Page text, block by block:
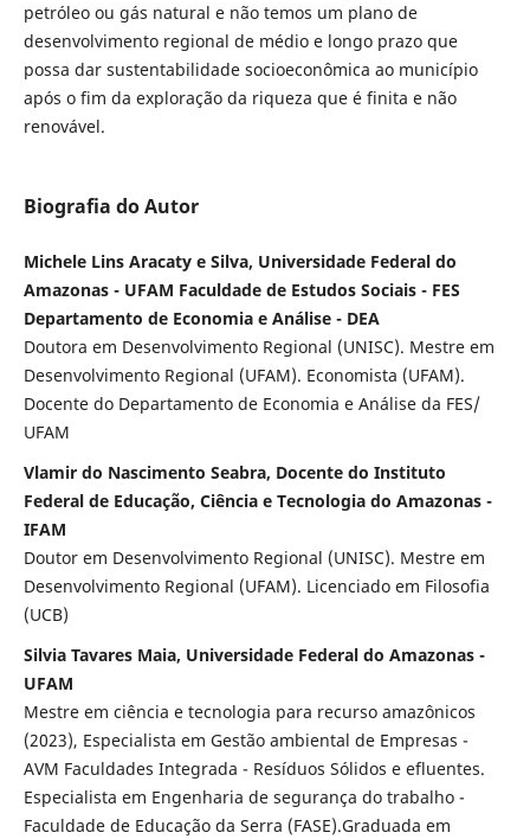
petróleo ou gás natural e não temos um plano de
desenvolvimento regional de médio e longo prazo que
possa dar sustentabilidade socioeconômica ao município
após o fim da exploração da riqueza que é finita e não
renovável.
Biografia do Autor
Michele Lins Aracaty e Silva, Universidade Federal do
Amazonas - UFAM Faculdade de Estudos Sociais - FES
Departamento de Economia e Análise - DEA
Doutora em Desenvolvimento Regional (UNISC). Mestre em
Desenvolvimento Regional (UFAM). Economista (UFAM).
Docente do Departamento de Economia e Análise da FES/
UFAM
Vlamir do Nascimento Seabra, Docente do Instituto
Federal de Educação, Ciência e Tecnologia do Amazonas -
IFAM
Doutor em Desenvolvimento Regional (UNISC). Mestre em
Desenvolvimento Regional (UFAM). Licenciado em Filosofia
(UCB)
Silvia Tavares Maia, Universidade Federal do Amazonas -
UFAM
Mestre em ciência e tecnologia para recurso amazônicos
(2023), Especialista em Gestão ambiental de Empresas -
AVM Faculdades Integrada - Resíduos Sólidos e efluentes.
Especialista em Engenharia de segurança do trabalho -
Faculdade de Educação da Serra (FASE).Graduada em